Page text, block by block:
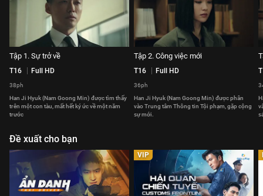
Tập 1. Sự trở về
T16 Full HD
38ph
Han Ji Hyuk (Nam Goong Min) được tìm thấy
trên một con tàu, mất hết ký ức về một năm
trước
Tập 2. Công việc mới
T16 Full HD
36ph
Han Ji Hyuk (Nam Goong Min) được phân
vào Trung tâm Thông tin Tội phạm, gặp cộng
sự mới.
Đề xuất cho bạn
VIP